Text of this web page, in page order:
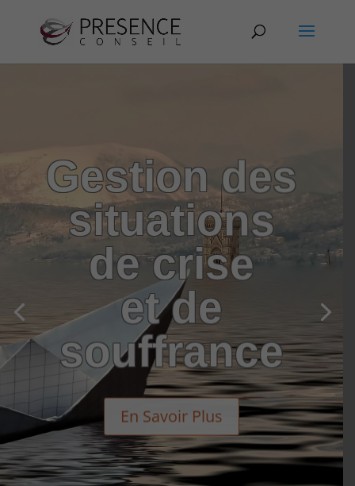
Gestion des
situations
de crise
et de
souffrance
En Savoir Plus